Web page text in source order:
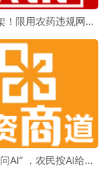
！限用农药违规网售
AI” ，农民按AI给的